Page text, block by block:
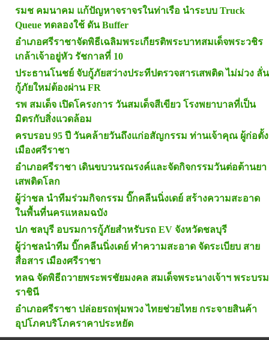
รมช คมนาคม แก้ปัญหาจราจรในท่าเรือ นำระบบ Truck
Queue ทดลองใช้ ดัน Buffer
อำเภอศรีราชาจัดพิธีเฉลิมพระเกียรติพระบาทสมเด็จพระวชิร
เกล้าเจ้าอยู่หัว รัชกาลที่ 10
ประธานโนชย์ จับกู้ภัยสว่างประทีปตรวจสารเสพติด ไม่ม่วง ลั่น
กู้ภัยใหม่ต้องผ่าน FR
รพ สมเด็จ เปิดโครงการ วันสมเด็จสีเขียว โรงพยาบาลที่เป็น
มิตรกับสิ่งแวดล้อม
ครบรอบ 95 ปี วันคล้ายวันถึงแก่อสัญกรรม ท่านเจ้าคุณ ผู้ก่อตั้ง
เมืองศรีราชา
อำเภอศรีราชา เดินขบวนรณรงค์และจัดกิจกรรมวันต่อต้านยา
เสพติดโลก
ผู้ว่าชล นำทีมร่วมกิจกรรม บิ๊กคลีนนิ่งเดย์ สร้างความสะอาด
ในพื้นที่นครแหลมฉบัง
ปภ ชลบุรี อบรมการกู้ภัยสำหรับรถ EV จังหวัดชลบุรี
ผู้ว่าชลนำทีม บิ๊กคลีนนิ่งเดย์ ทำความสะอาด จัดระเบียบ สาย
สื่อสาร เมืองศรีราชา
ทลฉ จัดพิธีถวายพระพรชัยมงคล สมเด็จพระนางเจ้าฯ พระบรม
ราชินี
อำเภอศรีราชา ปล่อยรถพุ่มพวง ไทยช่วยไทย กระจายสินค้า
อุปโภคบริโภคราคาประหยัด